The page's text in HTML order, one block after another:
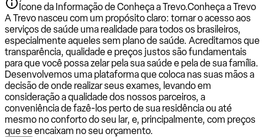
Ícone da Informação de Conheça a Trevo.Conheça a Trevo
A Trevo nasceu com um propósito claro: tornar o acesso aos
serviços de saúde uma realidade para todos os brasileiros,
especialmente aqueles sem plano de saúde. Acreditamos que
transparência, qualidade e preços justos são fundamentais
para que você possa zelar pela sua saúde e pela de sua família.
Desenvolvemos uma plataforma que coloca nas suas mãos a
decisão de onde realizar seus exames, levando em
consideração a qualidade dos nossos parceiros, a
conveniência de fazê-los perto de sua residência ou até
mesmo no conforto do seu lar, e, principalmente, com preços
que se encaixam no seu orçamento.